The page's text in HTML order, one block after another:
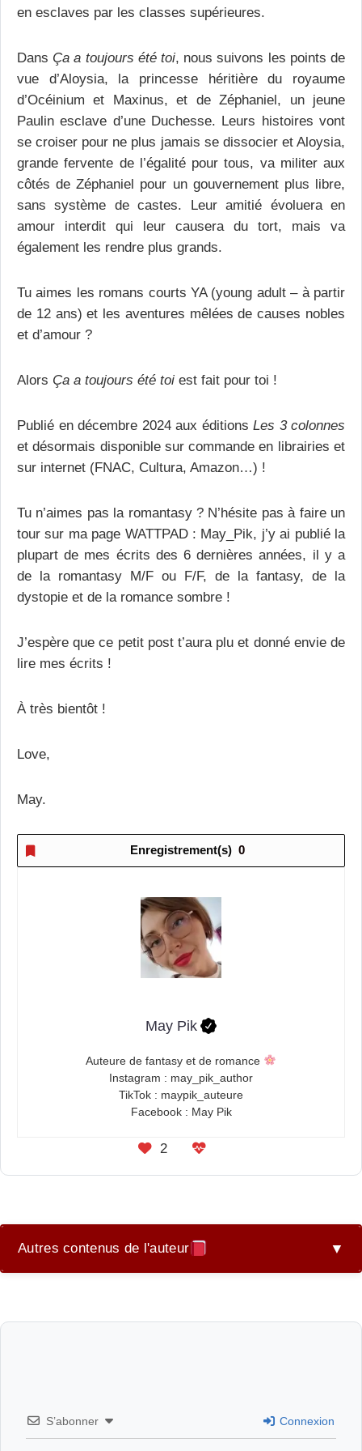
en esclaves par les classes supérieures.
Dans Ça a toujours été toi, nous suivons les points de
vue d’Aloysia, la princesse héritière du royaume
d’Océinium et Maxinus, et de Zéphaniel, un jeune
Paulin esclave d’une Duchesse. Leurs histoires vont
se croiser pour ne plus jamais se dissocier et Aloysia,
grande fervente de l’égalité pour tous, va militer aux
côtés de Zéphaniel pour un gouvernement plus libre,
sans système de castes. Leur amitié évoluera en
amour interdit qui leur causera du tort, mais va
également les rendre plus grands.
Tu aimes les romans courts YA (young adult – à partir
de 12 ans) et les aventures mêlées de causes nobles
et d’amour ?
Alors Ça a toujours été toi est fait pour toi !
Publié en décembre 2024 aux éditions Les 3 colonnes
et désormais disponible sur commande en librairies et
sur internet (FNAC, Cultura, Amazon…) !
Tu n’aimes pas la romantasy ? N’hésite pas à faire un
tour sur ma page WATTPAD : May_Pik, j’y ai publié la
plupart de mes écrits des 6 dernières années, il y a
de la romantasy M/F ou F/F, de la fantasy, de la
dystopie et de la romance sombre !
J’espère que ce petit post t’aura plu et donné envie de
lire mes écrits !
À très bientôt !
Love,
May.
Enregistrement(s) 0
May Pik
Auteure de fantasy et de romance
Instagram : may_pik_author
TikTok : maypik_auteure
Facebook : May Pik
2
Autres contenus de l'auteur ▼
Ça a toujours été toi – Prologue
S’abonner Connexion